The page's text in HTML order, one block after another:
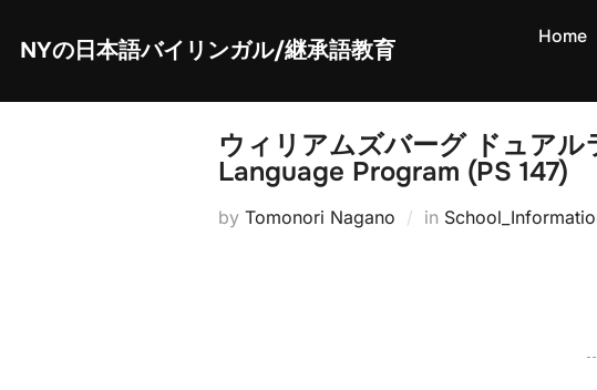
content
NYの日本語バイリンガル/継承語教育
Home
ウィリアムズバーグ ドュア
Language Program (PS 147)
by Tomonori Nagano in